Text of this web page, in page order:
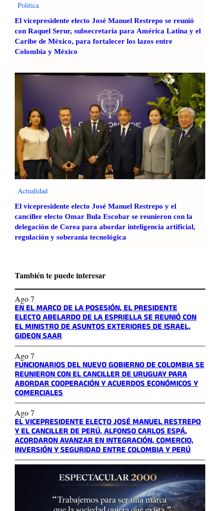
Politica
El vicepresidente electo José Manuel Restrepo se reunió
con Raquel Serur, subsecretaria para América Latina y el
Caribe de México, para fortalecer los lazos entre
Colombia y México
Actualidad
El vicepresidente electo José Manuel Restrepo y el
canciller electo Omar Bula Escobar se reunieron con la
delegación de Corea para abordar inteligencia artificial,
regulación y soberanía tecnológica
También te puede interesar
Ago 7
EN EL MARCO DE LA POSESIÓN, EL PRESIDENTE
ELECTO ABELARDO DE LA ESPRIELLA SE REUNIÓ CON
EL MINISTRO DE ASUNTOS EXTERIORES DE ISRAEL,
GIDEON SAAR
Ago 7
FUNCIONARIOS DEL NUEVO GOBIERNO DE COLOMBIA SE
REUNIERON CON EL CANCILLER DE URUGUAY PARA
ABORDAR COOPERACIÓN Y ACUERDOS ECONÓMICOS Y
COMERCIALES
Ago 7
EL VICEPRESIDENTE ELECTO JOSÉ MANUEL RESTREPO
Y EL CANCILLER DE PERÚ, ALFONSO CARLOS ESPÁ,
ACORDARON AVANZAR EN INTEGRACIÓN, COMERCIO,
INVERSIÓN Y SEGURIDAD ENTRE COLOMBIA Y PERÚ